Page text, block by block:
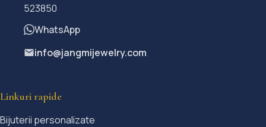
523850
WhatsApp
info@jangmijewelry.com
Linkuri rapide
Bijuterii personalizate